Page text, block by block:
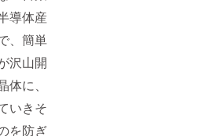
導体産
、簡単
沢山開
に、
いきそ
を防ぎ